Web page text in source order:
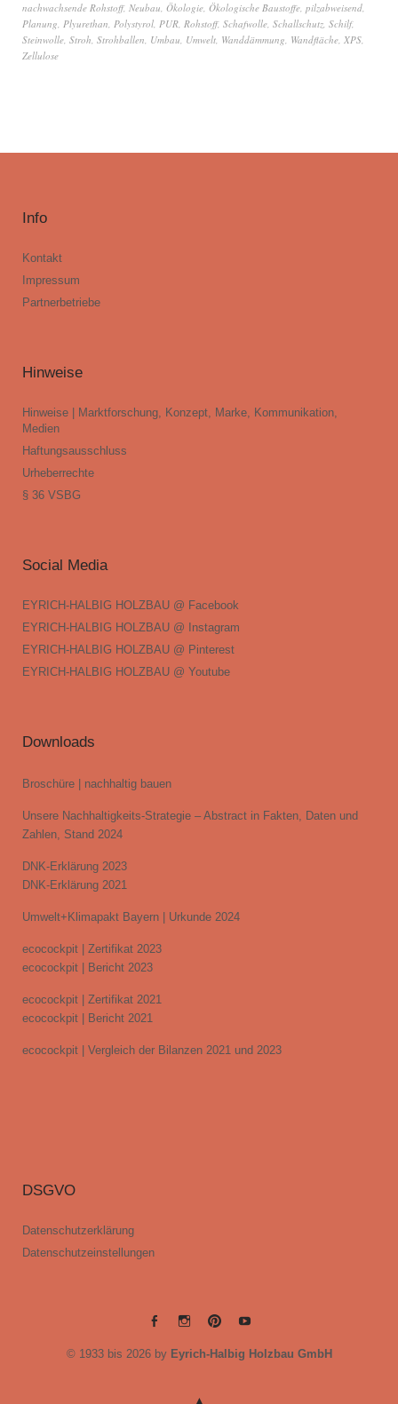
nachwachsende Rohstoff, Neubau, Ökologie, Ökologische Baustoffe, pilzabweisend,
Planung, Plyurethan, Polystyrol, PUR, Rohstoff, Schafwolle, Schallschutz, Schilf,
Steinwolle, Stroh, Strohballen, Umbau, Umwelt, Wanddämmung, Wandfläche, XPS,
Zellulose
Info
Kontakt
Impressum
Partnerbetriebe
Hinweise
Hinweise | Marktforschung, Konzept, Marke, Kommunikation,
Medien
Haftungsausschluss
Urheberrechte
§ 36 VSBG
Social Media
EYRICH-HALBIG HOLZBAU @ Facebook
EYRICH-HALBIG HOLZBAU @ Instagram
EYRICH-HALBIG HOLZBAU @ Pinterest
EYRICH-HALBIG HOLZBAU @ Youtube
Downloads
Broschüre | nachhaltig bauen
Unsere Nachhaltigkeits-Strategie – Abstract in Fakten, Daten und
Zahlen, Stand 2024
DNK-Erklärung 2023
DNK-Erklärung 2021
Umwelt+Klimapakt Bayern | Urkunde 2024
ecocockpit | Zertifikat 2023
ecocockpit | Bericht 2023
ecocockpit | Zertifikat 2021
ecocockpit | Bericht 2021
ecocockpit | Vergleich der Bilanzen 2021 und 2023
DSGVO
Datenschutzerklärung
Datenschutzeinstellungen
EYRICH-EYRICH-EYRICH-EYRICH-
© 1933 bis 2026 by Eyrich-Halbig Holzbau GmbH